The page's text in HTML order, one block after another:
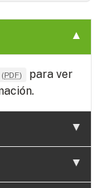
(PDF)
para ver